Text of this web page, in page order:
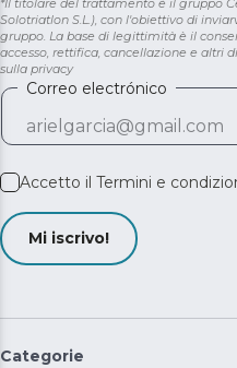
Solotriatlon S.L.), con l'obiettivo di
gruppo. La base di legittimità è il
accesso, rettifica, cancellazione e altri
sulla privacy
Correo electrónico
Accetto il Termini e
Mi iscrivo!
Categorie